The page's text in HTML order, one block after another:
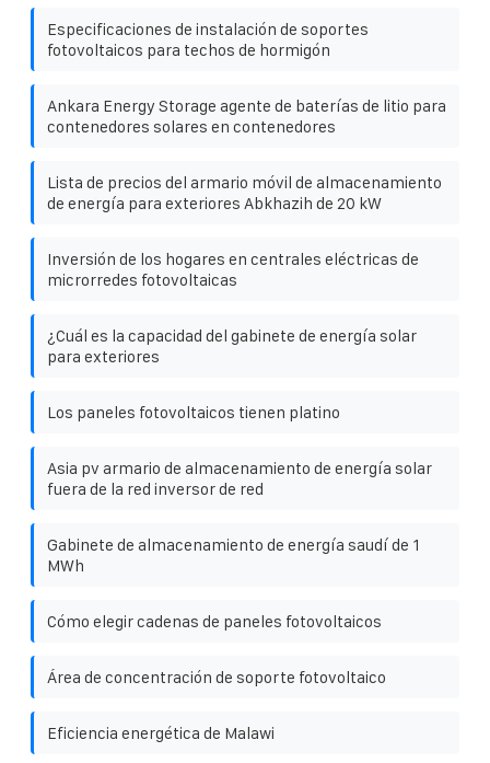
Especificaciones de instalación de soportes
fotovoltaicos para techos de hormigón
Ankara Energy Storage agente de baterías de litio para
contenedores solares en contenedores
Lista de precios del armario móvil de almacenamiento
de energía para exteriores Abkhazih de 20 kW
Inversión de los hogares en centrales eléctricas de
microrredes fotovoltaicas
¿Cuál es la capacidad del gabinete de energía solar
para exteriores
Los paneles fotovoltaicos tienen platino
Asia pv armario de almacenamiento de energía solar
fuera de la red inversor de red
Gabinete de almacenamiento de energía saudí de 1
MWh
Cómo elegir cadenas de paneles fotovoltaicos
Área de concentración de soporte fotovoltaico
Eficiencia energética de Malawi